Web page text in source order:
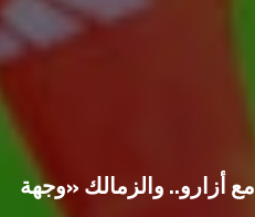
أزارو.. والزمالك «وجهة